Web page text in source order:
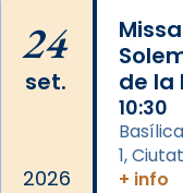
📸 Dr. G. Simón
Photo
View on Facebook ·
24
set.
2026
de la
10:30
1,
+ info